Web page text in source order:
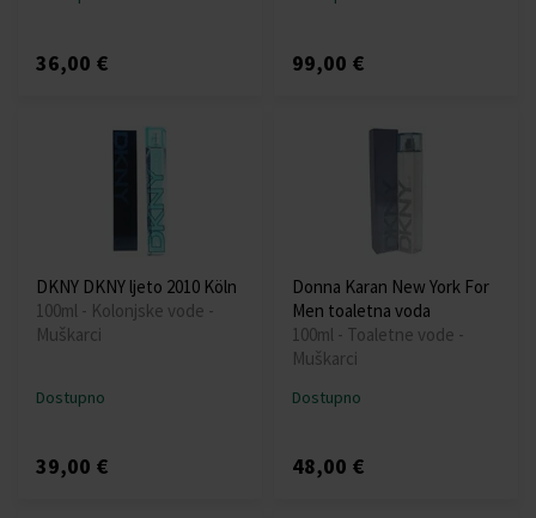
36,00 € 99,00 €
DKNY DKNY ljeto 2010 Köln
100ml - Kolonjske vode -
Muškarci
Dostupno
39,00 €
Donna Karan New York For
Men toaletna voda
100ml - Toaletne vode -
Muškarci
Dostupno
48,00 €